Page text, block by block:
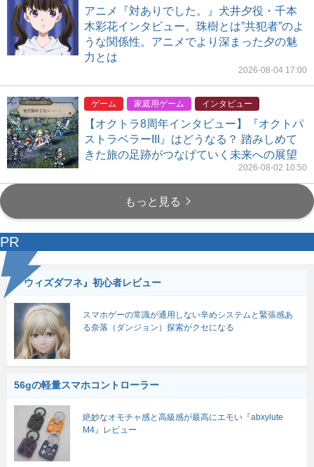
アニメ『対ありでした。』犬井夕役・千本
木彩花インタビュー。珠樹とは”共犯者”のよ
うな関係性。アニメでより深まった夕の魅
力とは
2026-08-04 17:00
ゲーム 家庭用ゲーム インタビュー
【オクトラ8周年インタビュー】『オクトパ
ストラベラーIII』はどうなる？ 踏みしめて
きた旅の足跡がつなげていく未来への展望
2026-08-02 10:50
もっと見る
PR
『ウィズダフネ』初心者レビュー
スマホゲーの常識が通用しない辛めシステムと緊張感あ
る奈落（ダンジョン）探索がクセになる
56gの軽量スマホコントローラー
絶妙なオモチャ感と高級感が最高にエモい『abxylute
M4』レビュー